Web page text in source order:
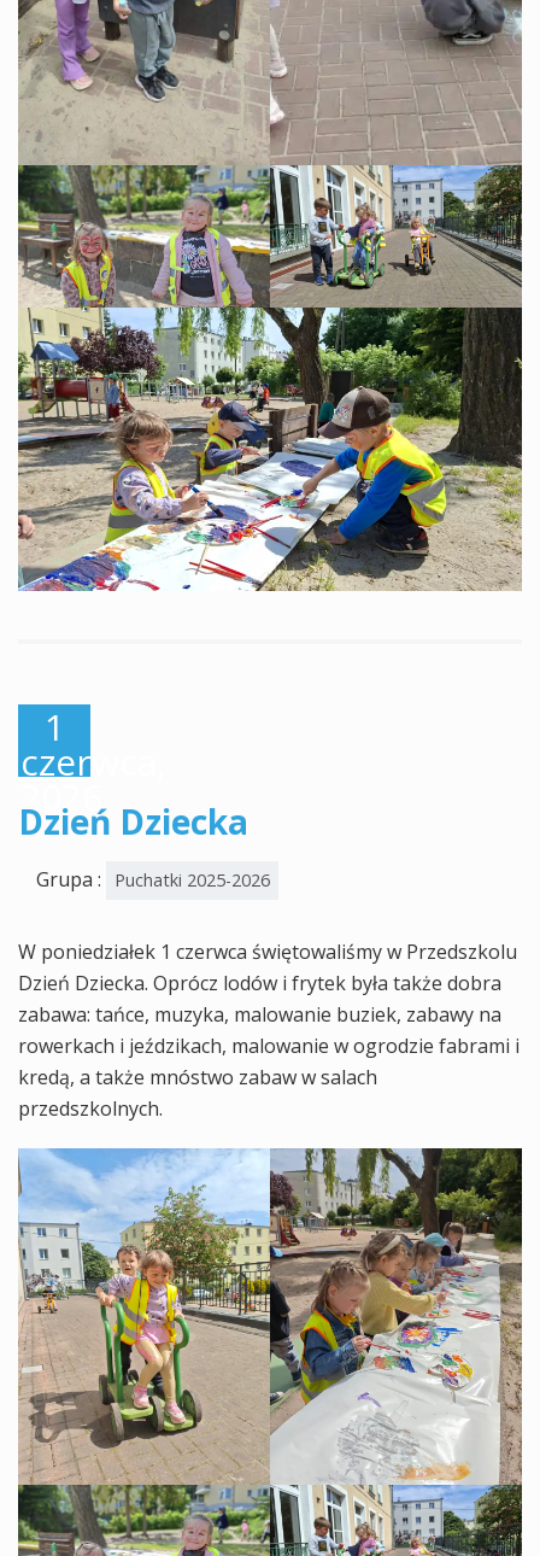
1
czerwca,
2026
Dzień Dziecka
Grupa : Puchatki 2025-2026
W poniedziałek 1 czerwca świętowaliśmy w Przedszkolu
Dzień Dziecka. Oprócz lodów i frytek była także dobra
zabawa: tańce, muzyka, malowanie buziek, zabawy na
rowerkach i jeździkach, malowanie w ogrodzie fabrami i
kredą, a także mnóstwo zabaw w salach
przedszkolnych.